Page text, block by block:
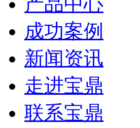
成功案例
新闻资讯
走进宝鼎
联系宝鼎